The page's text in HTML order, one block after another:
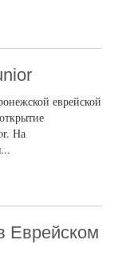
еврейской
На
Еврейском